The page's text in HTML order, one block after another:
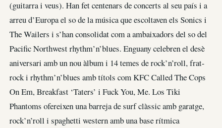
(guitarra i veus). Han fet centenars de concerts al seu país i a
arreu d’Europa el so de la música que escoltaven els Sonics i
The Wailers i s’han consolidat com a ambaixadors del so del
Pacific Northwest rhythm’n’blues. Enguany celebren el desè
aniversari amb un nou àlbum i 14 temes de rock’n’roll, frat-
rock i rhythm’n’blues amb títols com KFC Called The Cops
On Em, Breakfast ‘Taters’ i Fuck You, Me. Los Tiki
Phantoms ofereixen una barreja de surf clàssic amb garatge,
rock’n’roll i spaghetti western amb una base rítmica